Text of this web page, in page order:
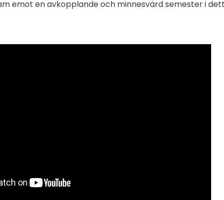
emot en avkopplande och minnesvärd semester i